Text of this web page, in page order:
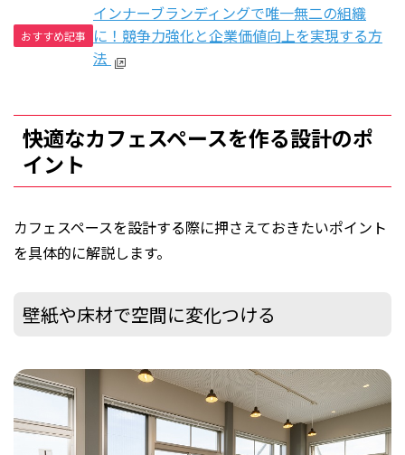
おすすめ記事
インナーブランディングで唯一無二の組織
に！競争力強化と企業価値向上を実現する方
法
快適なカフェスペースを作る設計のポ
イント
カフェスペースを設計する際に押さえておきたいポイント
を具体的に解説します。
壁紙や床材で空間に変化つける